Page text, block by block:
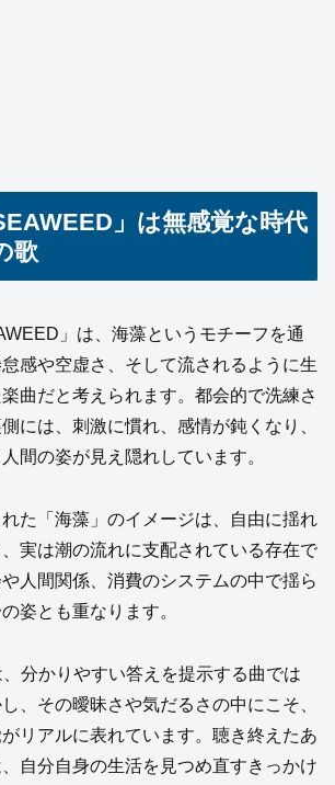
」は無感覚な時代
歌
」は、海藻というモチーフを通
感や空虚さ、そして流されるように生
曲だと考えられます。都会的で洗練さ
には、刺激に慣れ、感情が鈍くなり、
間の姿が見え隠れしています。
た「海藻」のイメージは、自由に揺れ
実は潮の流れに支配されている存在で
人間関係、消費のシステムの中で揺ら
姿とも重なります。
、分かりやすい答えを提示する曲では
、その曖昧さや気だるさの中にこそ、
リアルに表れています。聴き終えたあ
自分自身の生活を見つめ直すきっかけ